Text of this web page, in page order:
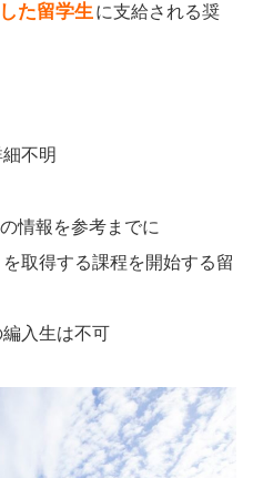
た留学生に支給される奨
不明
情報を参考までに
取得する課程を開始する留
編入生は不可